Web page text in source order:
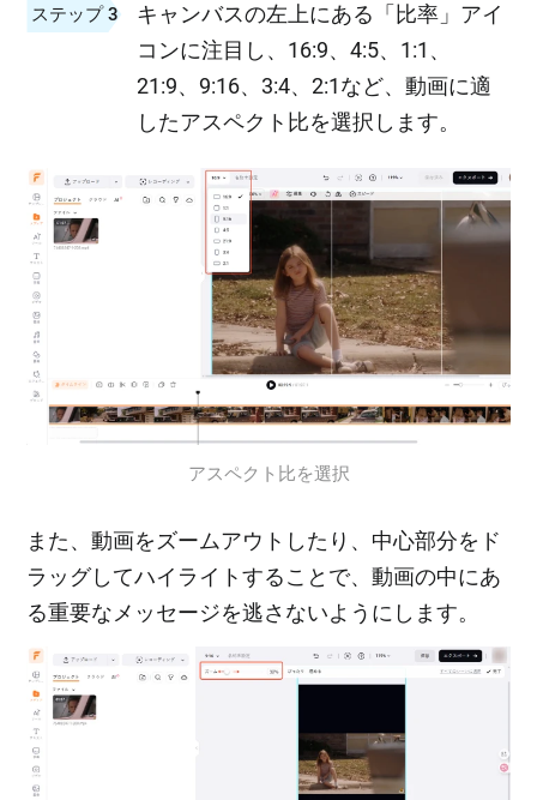
ステップ 3
キャンバスの左上にある「比率」アイ
コンに注目し、16:9、4:5、1:1、
21:9、9:16、3:4、2:1など、動画に適
したアスペクト比を選択します。
アスペクト比を選択
また、動画をズームアウトしたり、中心部分をド
ラッグしてハイライトすることで、動画の中にあ
る重要なメッセージを逃さないようにします。